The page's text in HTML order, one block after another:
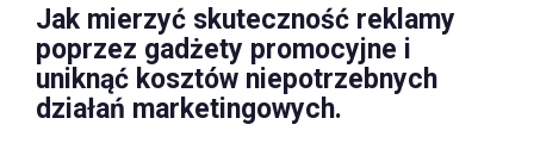
Jak mierzyć skuteczność reklamy
poprzez gadżety promocyjne i
uniknąć kosztów niepotrzebnych
działań marketingowych.